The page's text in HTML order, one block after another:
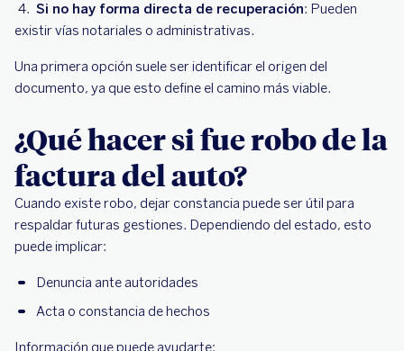
Si no hay forma directa de recuperación: Pueden
existir vías notariales o administrativas.
Una primera opción suele ser identificar el origen del
documento, ya que esto define el camino más viable.
¿Qué hacer si fue robo de la
factura del auto?
Cuando existe robo, dejar constancia puede ser útil para
respaldar futuras gestiones. Dependiendo del estado, esto
puede implicar:
Denuncia ante autoridades
Acta o constancia de hechos
Información que puede ayudarte: